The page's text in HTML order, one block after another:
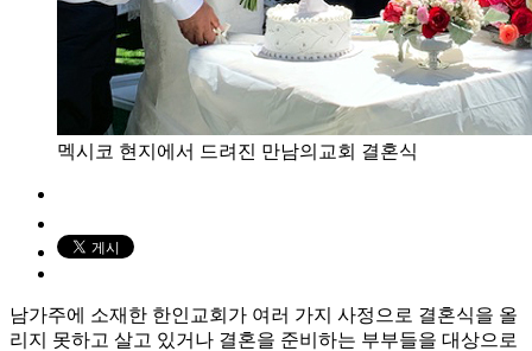
멕시코 현지에서 드려진 만남의교회 결혼식
남가주에 소재한 한인교회가 여러 가지 사정으로 결혼식을 올
리지 못하고 살고 있거나 결혼을 준비하는 부부들을 대상으로